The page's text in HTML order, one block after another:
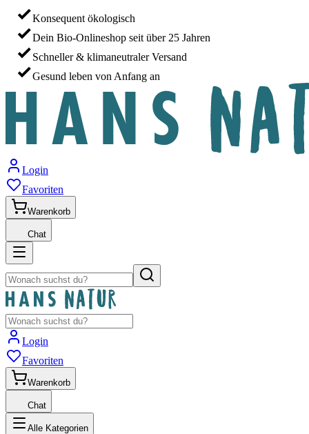
Konsequent ökologisch
Dein Bio-Onlineshop seit über 25 Jahren
Schneller & klimaneutraler Versand
Gesund leben von Anfang an
Login
Favoriten
Warenkorb
Chat
Login
Favoriten
Warenkorb
Chat
Alle Kategorien